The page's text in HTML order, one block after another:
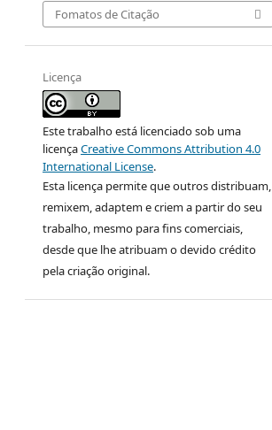
Fomatos de Citação
Licença
Este trabalho está licenciado sob uma
licençaCreative Commons Attribution 4.0
International License.
Esta licença permite que outros distribuam,
remixem, adaptem e criem a partir do seu
trabalho, mesmo para fins comerciais,
desde que lhe atribuam o devido crédito
pela criação original.